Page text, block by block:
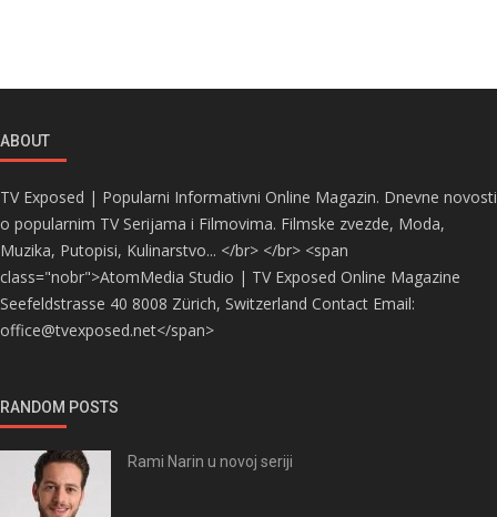
ABOUT
TV Exposed | Popularni Informativni Online Magazin. Dnevne novosti
o popularnim TV Serijama i Filmovima. Filmske zvezde, Moda,
Muzika, Putopisi, Kulinarstvo... </br> </br> <span
class="nobr">AtomMedia Studio | TV Exposed Online Magazine
Seefeldstrasse 40 8008 Zürich, Switzerland Contact Email:
office@tvexposed.net</span>
RANDOM POSTS
Rami Narin u novoj seriji